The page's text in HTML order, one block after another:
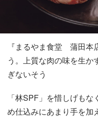
『まるやま食堂 蒲田本
う。上質な肉の味を生か
ぎないそう
「林SPF」を惜しげも
め仕込みにあまり手を加